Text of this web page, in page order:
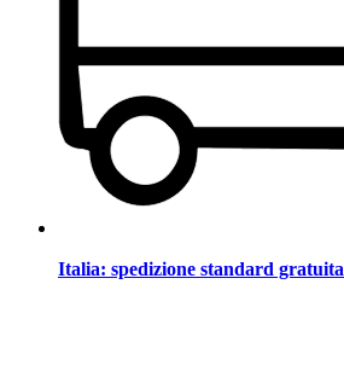
Italia: spedizione standard gratuita